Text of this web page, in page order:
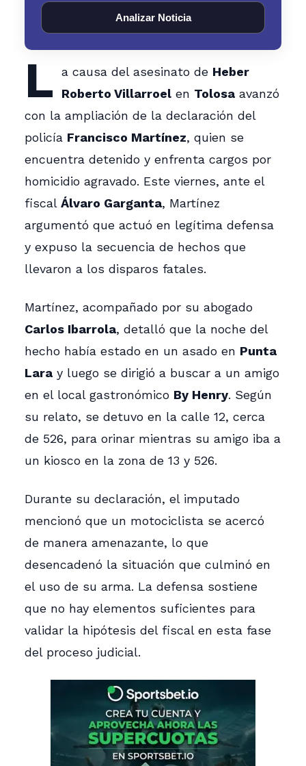
Analizar Noticia
L a causa del asesinato de Heber
Roberto Villarroelen Tolosaavanzó
con la ampliación de la declaración del
policía Francisco Martínez, quien se
encuentra detenido y enfrenta cargos por
homicidio agravado. Este viernes, ante el
fiscal Álvaro Garganta, Martínez
argumentó que actuó en legítima defensa
y expuso la secuencia de hechos que
llevaron a los disparos fatales.
Martínez, acompañado por su abogado
Carlos Ibarrola, detalló que la noche del
hecho había estado en un asado en Punta
Lara y luego se dirigió a buscar a un amigo
en el local gastronómico By Henry. Según
su relato, se detuvo en la calle 12, cerca
de 526, para orinar mientras su amigo iba a
un kiosco en la zona de 13 y 526.
Durante su declaración, el imputado
mencionó que un motociclista se acercó
de manera amenazante, lo que
desencadenó la situación que culminó en
el uso de su arma. La defensa sostiene
que no hay elementos suficientes para
validar la hipótesis del fiscal en esta fase
del proceso judicial.